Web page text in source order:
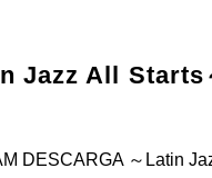
Jazz All Starts
DESCARGA ～Latin